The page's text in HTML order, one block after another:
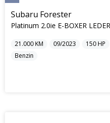
Subaru Forester
21.000KM 09/2023 150HP
Benzin